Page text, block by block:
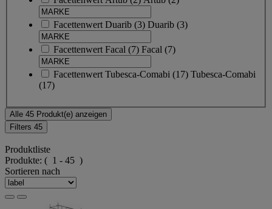
Facettenwert Duarib (3) Duarib (3)
Facettenwert Facal (7) Facal (7)
Facettenwert Tubesca-Comabi (17) Tubesca-Comabi
(17)
Alle 45 Produkt(e) anzeigen
Filters 45
Produktliste
Produkte: ( 1 - 45 )
Sortieren nach